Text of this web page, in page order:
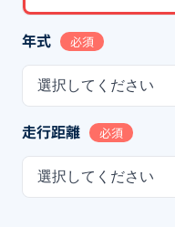
年式 必須
選択してください
走行距離 必須
選択してください